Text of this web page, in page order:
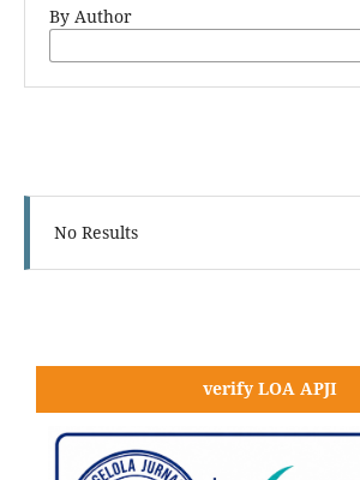
By Author
No Results
verify LOA APJI